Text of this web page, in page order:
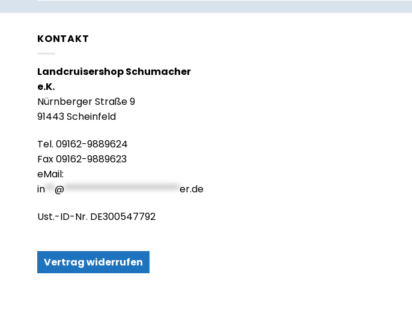
KONTAKT
Landcruisershop Schumacher
e.K.
Nürnberger Straße 9
91443 Scheinfeld
Tel. 09162-9889624
Fax 09162-9889623
eMail:
in**@************************er.de
Ust.-ID-Nr. DE300547792
Vertrag widerrufen